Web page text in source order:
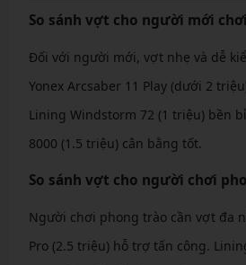
So sánh vợt cho người mới chơi
Đối với người mới, vợt nhẹ và dễ
Yonex Arcsaber 11 Play (dưới 2
Lining Windstorm 72 (1 triệu) bền
8000 (1.5 triệu) cân bằng tốt.
So sánh vợt cho người chơi
Người chơi phong trào cần vợt đa
Pro (2.5 triệu) hỗ trợ tấn công.